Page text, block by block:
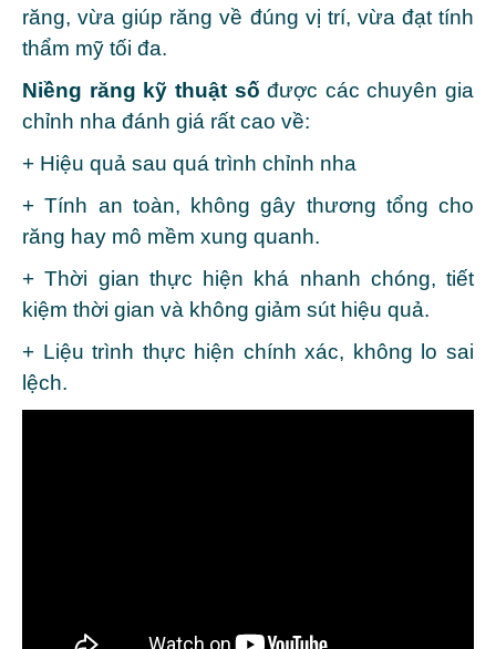
răng, vừa giúp răng về đúng vị trí, vừa đạt tính
thẩm mỹ tối đa.
Niềng răng kỹ thuật số được các chuyên gia
chỉnh nha đánh giá rất cao về:
+ Hiệu quả sau quá trình chỉnh nha
+ Tính an toàn, không gây thương tổng cho
răng hay mô mềm xung quanh.
+ Thời gian thực hiện khá nhanh chóng, tiết
kiệm thời gian và không giảm sút hiệu quả.
+ Liệu trình thực hiện chính xác, không lo sai
lệch.